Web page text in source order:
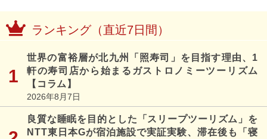
ランキング（直近7日間）
世界の富裕層が北九州「照寿司」を目指す理由、1
軒の寿司店から始まるガストロノミーツーリズム
【コラム】
2026年8月7日
良質な睡眠を目的とした「スリープツーリズム」を
NTT東日本Gが宿泊施設で実証実験、滞在後も「寝